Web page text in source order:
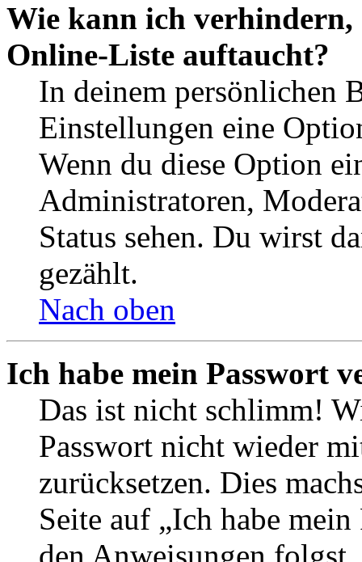
Wie kann ich verhindern,
Online-Liste auftaucht?
In deinem persönlichen
Einstellungen eine
Wenn du diese Option
Administratoren,
Status sehen. Du wirst
gezählt.
Nach oben
Ich habe mein Passwort
Das ist nicht schlimm!
Passwort nicht wieder
zurücksetzen. Dies
Seite auf „Ich habe